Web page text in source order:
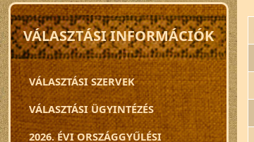
VÁLASZTÁSI INFORMÁCIÓK
VÁLASZTÁSI SZERVEK
VÁLASZTÁSI ÜGYINTÉZÉS
2026. ÉVI ORSZÁGGYŰLÉSI